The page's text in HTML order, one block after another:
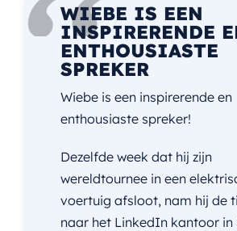
WIEBE IS EEN
INSPIRERENDE
ENTHOUSIASTE
SPREKER
Wiebe is een inspirerende en
enthousiaste spreker!
Dezelfde week dat hij zijn
wereldtournee in een
voertuig afsloot, nam hij de
naar het LinkedIn kantoor in